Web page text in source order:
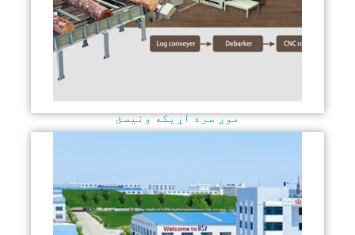
موږ سره اړیکه ونیسئ